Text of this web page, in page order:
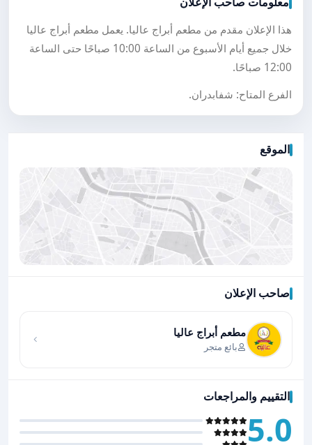
هذا الإعلان مقدم من مطعم أبراج عاليا. يعمل مطعم أبراج عاليا
خلال جميع أيام الأسبوع من الساعة 10:00 صباحًا حتى الساعة
12:00 صباحًا.
الفرع المتاح: شفابدران.
الموقع
صاحب الإعلان
مطعم أبراج عاليا
بائع متجر
التقييم والمراجعات
5.0